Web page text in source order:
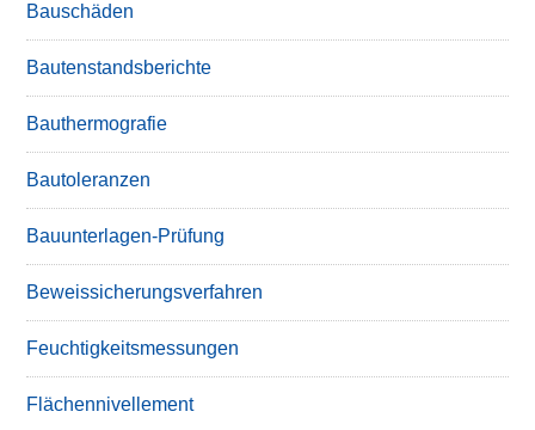
Bauschäden
Bautenstandsberichte
Bauthermografie
Bautoleranzen
Bauunterlagen-Prüfung
Beweissicherungsverfahren
Feuchtigkeitsmessungen
Flächennivellement